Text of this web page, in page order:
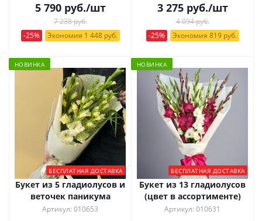
5 790руб./шт
7 238 руб.
-25%
Экономия 1 448 руб.
3 275руб./шт
4 094 руб.
-25%
Экономия 819 руб.
НОВИНКА
БЕСПЛАТНАЯ ДОСТАВКА
Букет из 5 гладиолусов и
веточек паникума
Артикул: 010653
НОВИНКА
БЕСПЛАТНАЯ ДОСТАВКА
Букет из 13 гладиолусов
(цвет в ассортименте)
Артикул: 010631